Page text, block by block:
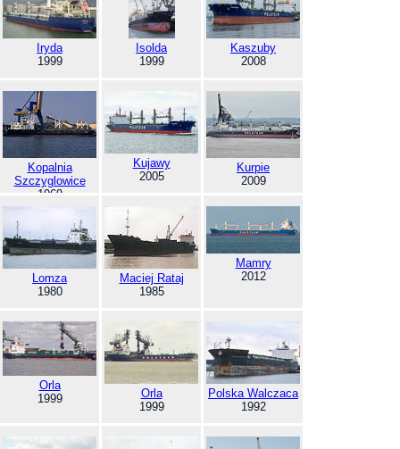
Iryda
1999
Isolda
1999
Kaszuby
2008
Kopalnia
Szczyglowice
1969
Kujawy
2005
Kurpie
2009
Lomza
1980
Maciej Rataj
1985
Mamry
2012
Orla
1999
Orla
1999
Polska Walczaca
1992